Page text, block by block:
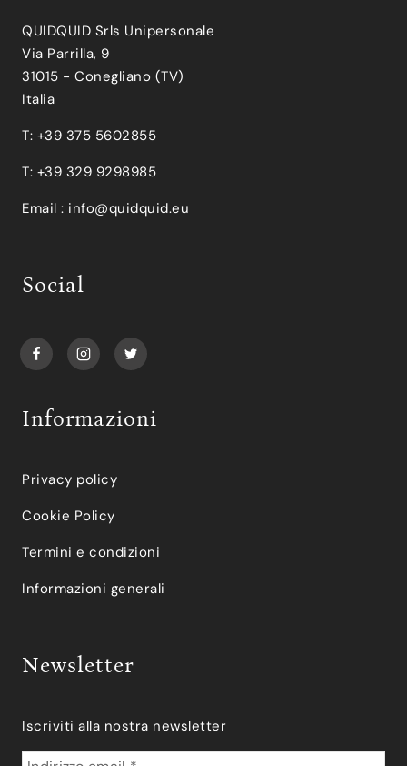
QUIDQUID Srls Unipersonale
Via Parrilla, 9
31015 - Conegliano (TV)
Italia
T: +39 375 5602855
T: +39 329 9298985
Email : info@quidquid.eu
Social
Informazioni
Privacy policy
Cookie Policy
Termini e condizioni
Informazioni generali
Newsletter
Iscriviti alla nostra newsletter